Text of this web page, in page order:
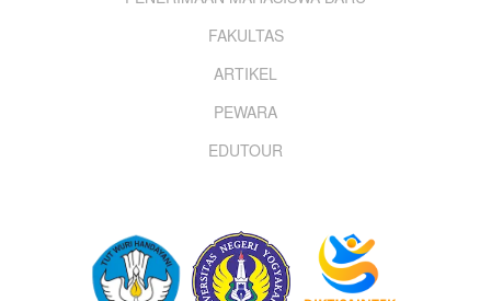
FAKULTAS
ARTIKEL
PEWARA
EDUTOUR